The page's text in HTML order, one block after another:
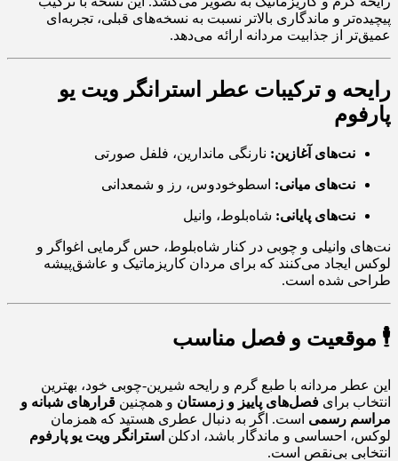
پیچیده‌تر و ماندگاری بالاتر نسبت به نسخه‌های قبلی، تجربه‌ای
عمیق‌تر از جذابیت مردانه ارائه می‌دهد.
رایحه و ترکیبات عطر استرانگر ویت یو
پارفوم
نت‌های آغازین: نارنگی ماندارین، فلفل صورتی
نت‌های میانی: اسطوخودوس، رز و شمعدانی
نت‌های پایانی: شاه‌بلوط، وانیل
نت‌های وانیلی و چوبی در کنار شاه‌بلوط، حس گرمایی اغواگر و
لوکس ایجاد می‌کنند که برای مردان کاریزماتیک و عاشق‌پیشه
طراحی شده است.
🕴 موقعیت و فصل مناسب
این عطر مردانه با طبع گرم و رایحه شیرین-چوبی خود، بهترین
انتخاب برای فصل‌های پاییز و زمستان و همچنین قرارهای شبانه و
مراسم رسمی است. اگر به دنبال عطری هستید که همزمان
لوکس، احساسی و ماندگار باشد، ادکلن استرانگر ویت یو پارفوم
انتخابی بی‌نقص است.